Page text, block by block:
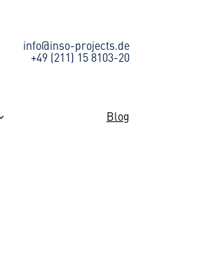
info@inso-projects.de
+49 (211) 15 8103-20
Blog